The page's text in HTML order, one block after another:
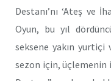
Destanı’nı ‘Ateş ve
Oyun, bu yıl
seksene yakın yurtiçi
sezon için, üçlemenin